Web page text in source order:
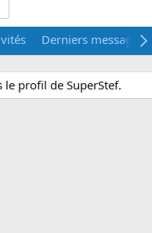
Derniers messages
le profil de SuperStef.